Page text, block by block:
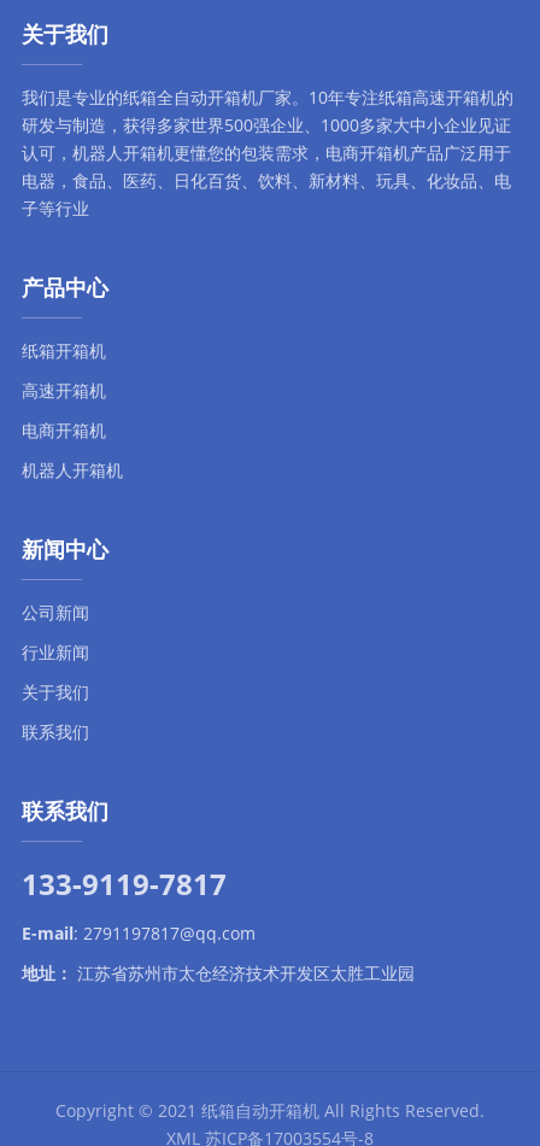
关于我们
我们是专业的纸箱全自动开箱机厂家。10年专注纸箱高速开箱机的
研发与制造，获得多家世界500强企业、1000多家大中小企业见证
认可， 机器人开箱机更懂您的包装需求， 电商开箱机产品广泛用于
电器，食品、医药、日化百货、饮料、新材料、玩具、化妆品、电
子等行业
产品中心
纸箱开箱机
高速开箱机
电商开箱机
机器人开箱机
新闻中心
公司新闻
行业新闻
关于我们
联系我们
联系我们
133-9119-7817
E-mail: 2791197817@qq.com
地址： 江苏省苏州市太仓经济技术开发区太胜工业园
Copyright © 2021 纸箱自动开箱机All Rights Reserved.
XML 苏ICP备17003554号-8